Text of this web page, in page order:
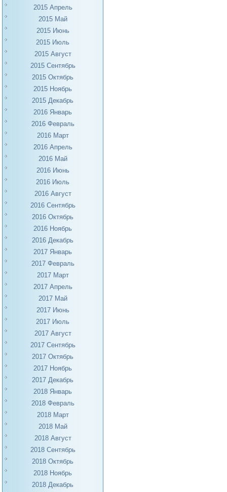
2015 Апрель
2015 Май
2015 Июнь
2015 Июль
2015 Август
2015 Сентябрь
2015 Октябрь
2015 Ноябрь
2015 Декабрь
2016 Январь
2016 Февраль
2016 Март
2016 Апрель
2016 Май
2016 Июнь
2016 Июль
2016 Август
2016 Сентябрь
2016 Октябрь
2016 Ноябрь
2016 Декабрь
2017 Январь
2017 Февраль
2017 Март
2017 Апрель
2017 Май
2017 Июнь
2017 Июль
2017 Август
2017 Сентябрь
2017 Октябрь
2017 Ноябрь
2017 Декабрь
2018 Январь
2018 Февраль
2018 Март
2018 Май
2018 Август
2018 Сентябрь
2018 Октябрь
2018 Ноябрь
2018 Декабрь